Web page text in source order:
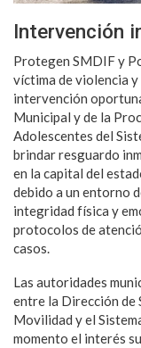
Intervención
Protegen SMDIF y
víctima de violencia
intervención
Municipal y de la
Adolescentes del
brindar resguardo
en la capital del
debido a un entorno
integridad física y
protocolos de
casos.
Las autoridades
entre la Dirección de
Movilidad y el
momento el interés